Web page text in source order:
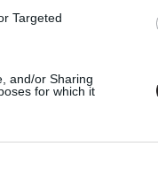
Targeted
and/or Sharing
for which it
kvíze
még sokat!
Egy